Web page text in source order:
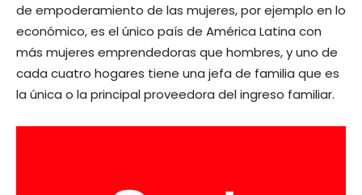
de empoderamiento de las mujeres, por ejemplo en lo
económico, es el único país de América Latina con
más mujeres emprendedoras que hombres, y uno de
cada cuatro hogares tiene una jefa de familia que es
la única o la principal proveedora del ingreso familiar.